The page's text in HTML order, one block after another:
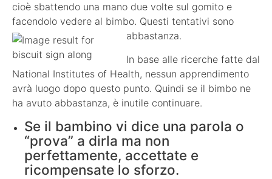
cioè sbattendo una mano due volte sul gomito e
facendolo vedere al bimbo. Questi tentativi sono
abbastanza.
In base alle ricerche fatte dal
National Institutes of Health, nessun apprendimento
avrà luogo dopo questo punto. Quindi se il bimbo ne
ha avuto abbastanza, è inutile continuare.
Se il bambino vi dice una parola o
“prova” a dirla ma non
perfettamente, accettate e
ricompensate lo sforzo.